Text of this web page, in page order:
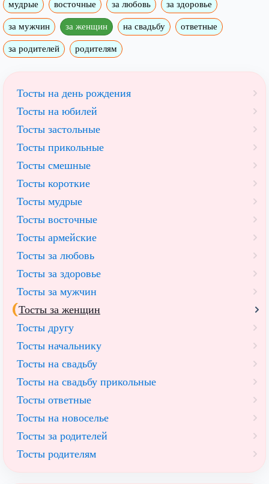
мудрые восточные за любовь за здоровье
за мужчин за женщин на свадьбу ответные
за родителей родителям
Тосты на день рождения
Тосты на юбилей
Тосты застольные
Тосты прикольные
Тосты смешные
Тосты короткие
Тосты мудрые
Тосты восточные
Тосты армейские
Тосты за любовь
Тосты за здоровье
Тосты за мужчин
Тосты за женщин
Тосты другу
Тосты начальнику
Тосты на свадьбу
Тосты на свадьбу прикольные
Тосты ответные
Тосты на новоселье
Тосты за родителей
Тосты родителям